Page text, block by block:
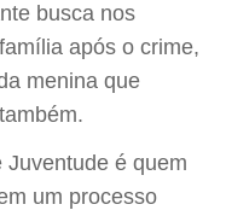
busca nos
após o crime,
menina que
é quem
um processo